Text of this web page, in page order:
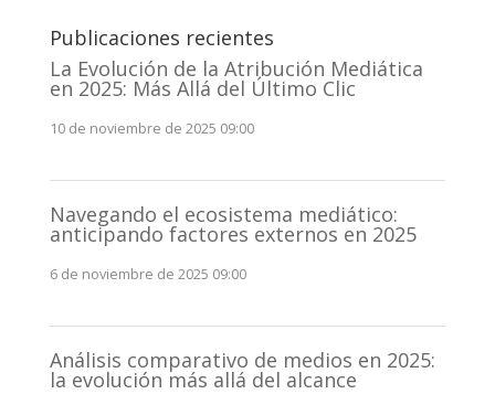
Publicaciones recientes
La Evolución de la Atribución Mediática
en 2025: Más Allá del Último Clic
10 de noviembre de 2025 09:00
Navegando el ecosistema mediático:
anticipando factores externos en 2025
6 de noviembre de 2025 09:00
Análisis comparativo de medios en 2025:
la evolución más allá del alcance